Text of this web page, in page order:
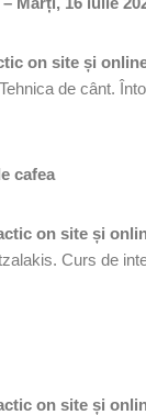
on site și
de cânt.
cafea
on site și
Curs de
on site și